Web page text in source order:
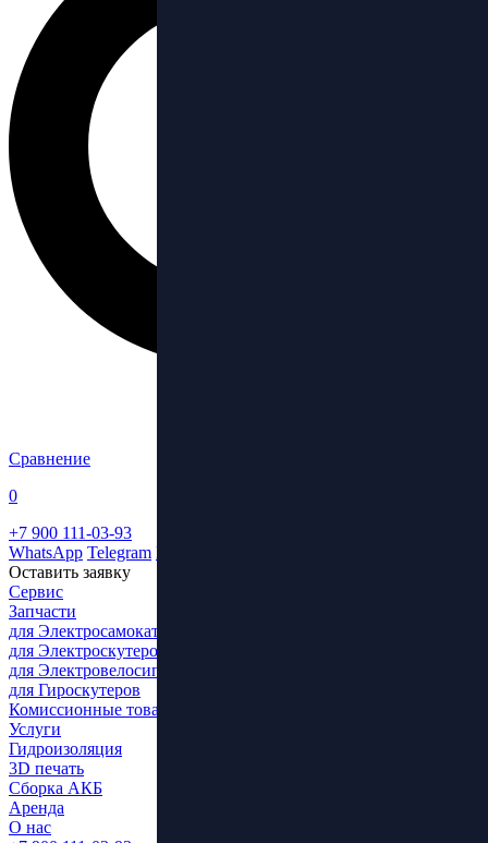
Сравнение
0
+7 900 111-03-93
WhatsApp Telegram ВКонтакте
Оставить заявку
Сервис
Запчасти
для Электросамокатов
для Электроскутеров
для Электровелосипедов
для Гироскутеров
Комиссионные товары
Услуги
Гидроизоляция
3D печать
Сборка АКБ
Аренда
О нас